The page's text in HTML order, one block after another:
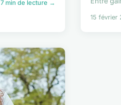
7 min de lecture →
15 février